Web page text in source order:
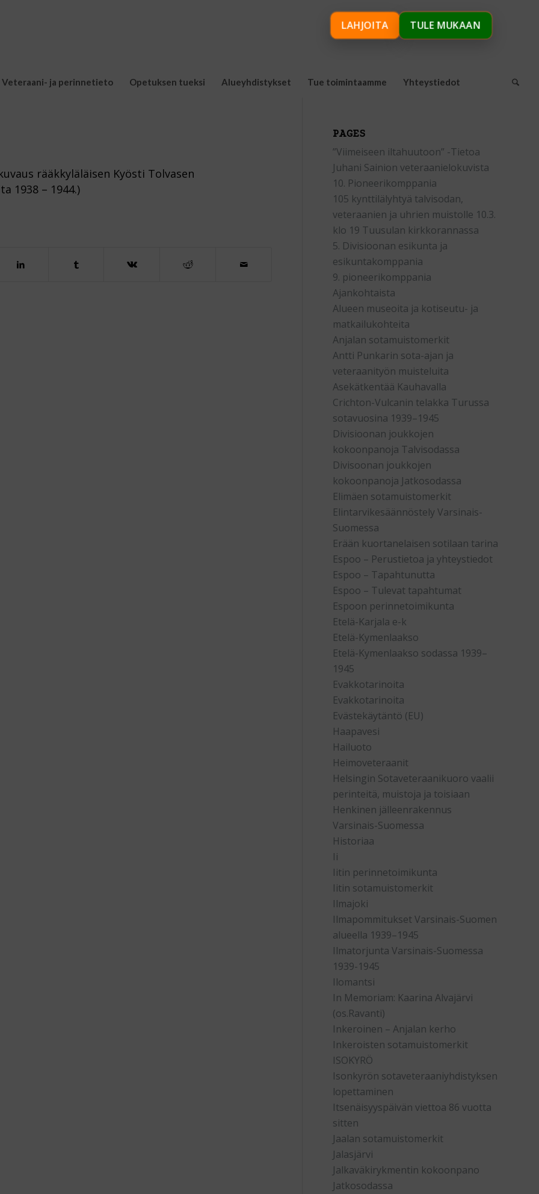
Veteraani- ja perinnetieto Opetuksen tueksi Alueyhdistykset Tue toimintaamme Yhteystiedot
rääkkyläläisen Kyösti Tolvasen
1938 – 1944.)
PAGES
”Viimeiseen iltahuutoon” -Tietoa
Juhani Sainion veteraanielokuvista
10. Pioneerikomppania
105 kynttilälyhtyä talvisodan,
veteraanien ja uhrien muistolle 10.3.
klo 19 Tuusulan kirkkorannassa
5. Divisioonan esikunta ja
esikuntakomppania
9. pioneerikomppania
Ajankohtaista
Alueen museoita ja kotiseutu- ja
matkailukohteita
Anjalan sotamuistomerkit
Antti Punkarin sota-ajan ja
veteraanityön muisteluita
Asekätkentää Kauhavalla
Crichton-Vulcanin telakka Turussa
sotavuosina 1939–1945
Divisioonan joukkojen
kokoonpanoja Talvisodassa
Divisoonan joukkojen
kokoonpanoja Jatkosodassa
Elimäen sotamuistomerkit
Elintarvikesäännöstely Varsinais-
Suomessa
Erään kuortanelaisen sotilaan tarina
Espoo – Perustietoa ja yhteystiedot
Espoo – Tapahtunutta
Espoo – Tulevat tapahtumat
Espoon perinnetoimikunta
Etelä-Karjala e-k
Etelä-Kymenlaakso
Etelä-Kymenlaakso sodassa 1939–
1945
Evakkotarinoita
Evakkotarinoita
Evästekäytäntö (EU)
Haapavesi
Hailuoto
Heimoveteraanit
Helsingin Sotaveteraanikuoro vaalii
perinteitä, muistoja ja toisiaan
Henkinen jälleenrakennus
Varsinais-Suomessa
Historiaa
Ii
Iitin perinnetoimikunta
Iitin sotamuistomerkit
Ilmajoki
Ilmapommitukset Varsinais-Suomen
alueella 1939–1945
Ilmatorjunta Varsinais-Suomessa
1939-1945
Ilomantsi
In Memoriam: Kaarina Alvajärvi
(os.Ravanti)
Inkeroinen – Anjalan kerho
Inkeroisten sotamuistomerkit
ISOKYRÖ
Isonkyrön sotaveteraaniyhdistyksen
lopettaminen
Itsenäisyyspäivän viettoa 86 vuotta
sitten
Jaalan sotamuistomerkit
Jalasjärvi
Jalkaväkirykmentin kokoonpano
Jatkosodassa
LAHJOITA TULE MUKAAN